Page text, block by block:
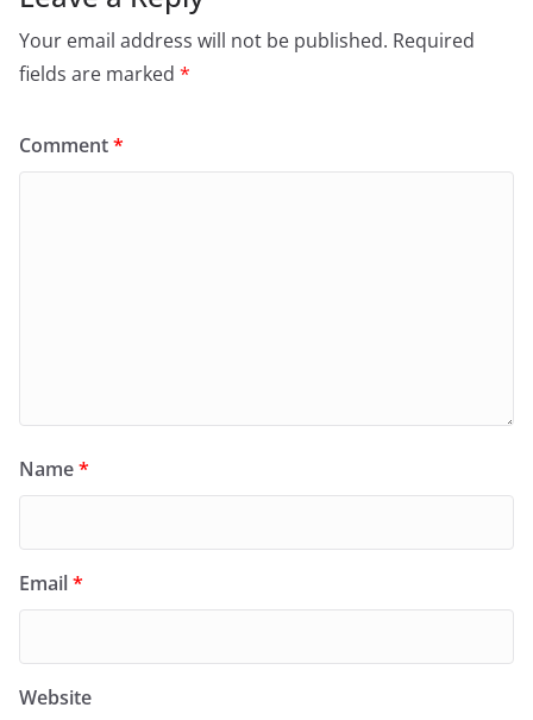
Your email address will not be published. Required
fields are marked *
Comment*
Name*
Email*
Website